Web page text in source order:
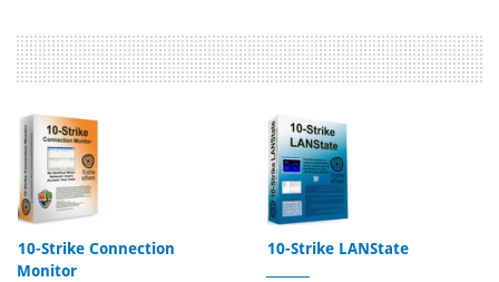
10-Strike Connection
Monitor
10-Strike LANState